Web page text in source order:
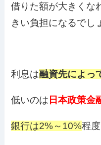
借りた額が大きくな
きい負担になるでし
利息は融資先によっ
低いのは 日本政策金
銀行は2%～10%程度